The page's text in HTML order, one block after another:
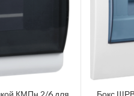
КМПн 2/6 для
Бокс